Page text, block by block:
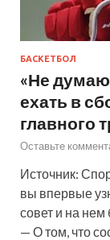
БАСКЕТБОЛ
«Не
ехать в
главного
Оставьте
Источник:
вы впервые
совет и на нем
— О том, что